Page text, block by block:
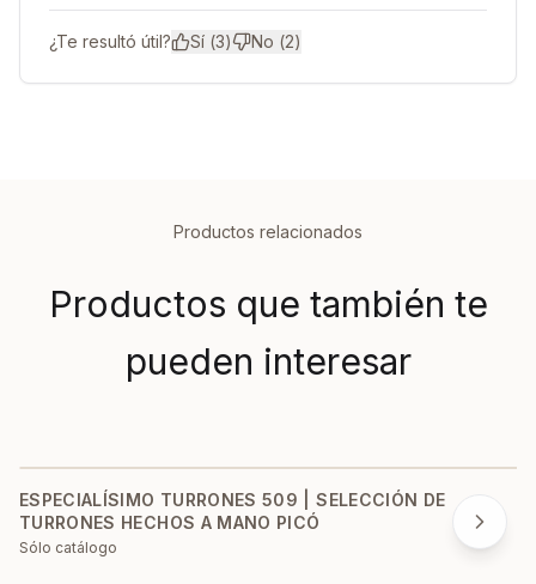
¿Te resultó útil? Sí (3) No (2)
Productos relacionados
Productos que también te
pueden interesar
ESPECIALÍSIMO TURRONES 509 | SELECCIÓN DE
TURRONES HECHOS A MANO PICÓ
Sólo catálogo